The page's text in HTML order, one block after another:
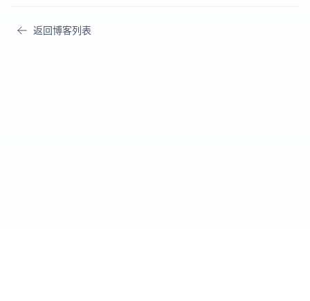
返回博客列表